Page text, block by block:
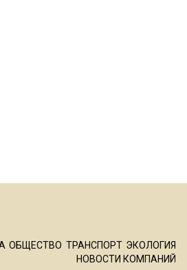
ОБЩЕСТВО ТРАНСПОРТ ЭКОЛОГИЯ
НОВОСТИ КОМПАНИЙ